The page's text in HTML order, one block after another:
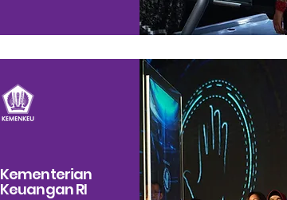
Kementerian
Keuangan RI